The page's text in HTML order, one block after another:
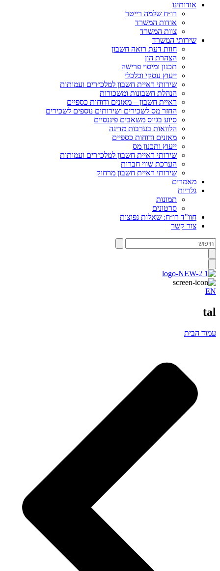
אודותינו
רו״ח שלמה רייטר
אודות המשרד
צוות המשרד
שירותי המשרד
חוות דעת רואה חשבון
הצהרת הון
תכנון ומיסוי פרישה
ייעוץ עסקי וכלכלי
שירותי ראיית חשבון למלכ״רים ועמותות
הנהלת חשבונות ומשכורות
ראיית חשבון – מאזנים ודוחות כספיים
החזר מס לשכירים ושירותים נוספים לשכירים
סיוע בגיוס משאבים פיננסיים
הלוואות בערבות מדינה
מאזנים ודוחות כספיים
ייעוץ ותכנון מס
שירותי ראיית חשבון למלכ״רים ועמותות
הערכת שווי חברות
שירותי ראיית חשבון מרחוק
מאמרים
גלריות
תמונות
סרטונים
חוו"ד רו״ח: שאלות נפוצות
צור קשר
חיפוש
EN
tal
עמוד הבית